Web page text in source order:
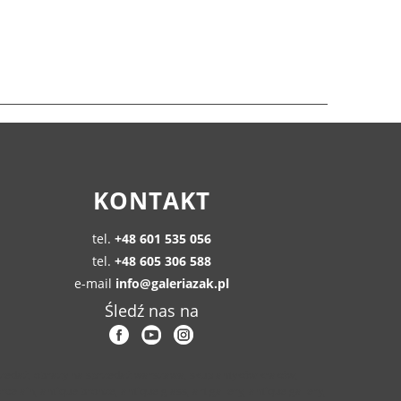
KONTAKT
tel. +48 601 535 056
tel. +48 605 306 588
e-mail info@galeriazak.pl
Śledź nas na